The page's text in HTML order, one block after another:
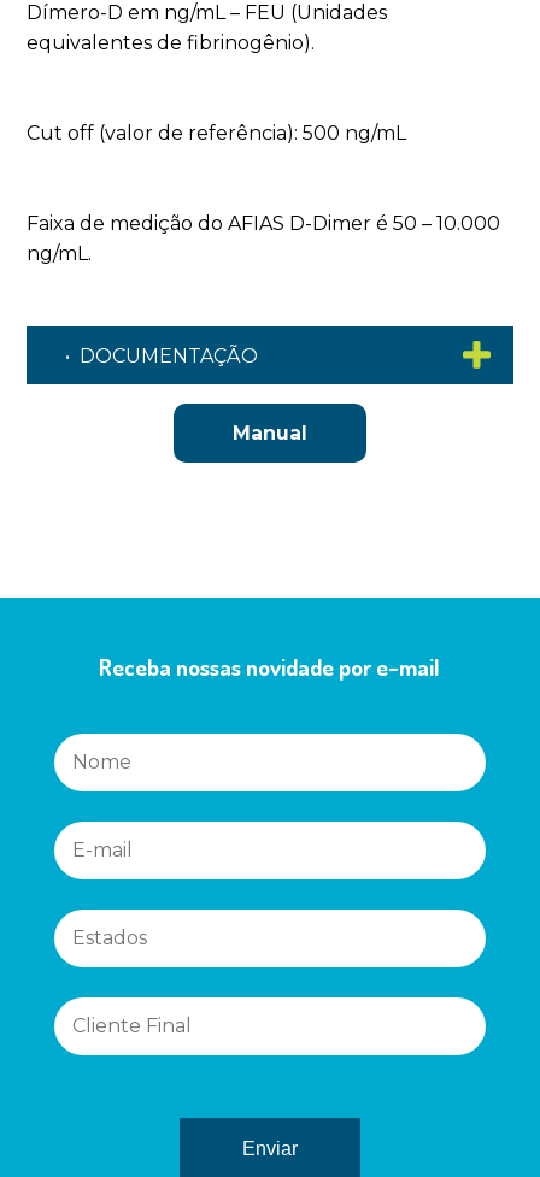
Dímero-D em ng/mL – FEU (Unidades
equivalentes de fibrinogênio).
Cut off (valor de referência): 500 ng/mL
Faixa de medição do AFIAS D-Dimer é 50 – 10.000
ng/mL.
• DOCUMENTAÇÃO
Manual
Receba nossas novidade por e-mail